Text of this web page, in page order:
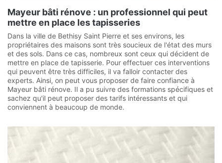
Mayeur bâti rénove : un professionnel qui peut
mettre en place les tapisseries
Dans la ville de Bethisy Saint Pierre et ses environs, les
propriétaires des maisons sont très soucieux de l'état des murs
et des sols. Dans ce cas, nombreux sont ceux qui décident de
mettre en place de tapisserie. Pour effectuer ces interventions
qui peuvent être très difficiles, il va falloir contacter des
experts. Ainsi, on peut vous proposer de faire confiance à
Mayeur bâti rénove. Il a pu suivre des formations spécifiques et
sachez qu'il peut proposer des tarifs intéressants et qui
conviennent à beaucoup de monde.